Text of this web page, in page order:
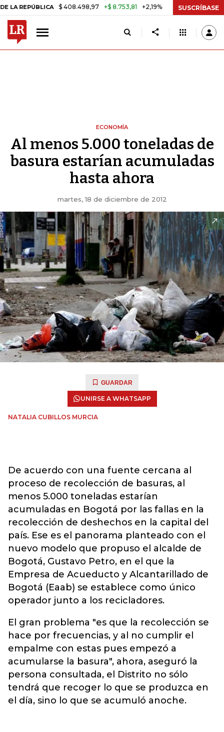
$ 408.498,97 +$ 8.753,81 +2,19% TASA DE USURA
SUSCRÍBASE
ECONOMÍA
Al menos 5.000 toneladas de
basura estarían acumuladas
hasta ahora
martes, 18 de diciembre de 2012
GUARDAR
UNIRSE A WHATSAPP
NATALIA CUBILLOS MURCIA
De acuerdo con una fuente cercana al
proceso de recolección de basuras, al
menos 5.000 toneladas estarían
acumuladas en Bogotá por las fallas en la
recolección de deshechos en la capital del
país. Ese es el panorama planteado con el
nuevo modelo que propuso el alcalde de
Bogotá, Gustavo Petro, en el que la
Empresa de Acueducto y Alcantarillado de
Bogotá (Eaab) se establece como único
operador junto a los recicladores.
El gran problema "es que la recolección se
hace por frecuencias, y al no cumplir el
empalme con estas pues empezó a
acumularse la basura", ahora, aseguró la
persona consultada, el Distrito no sólo
tendrá que recoger lo que se produzca en
el día, sino lo que se acumuló anoche.